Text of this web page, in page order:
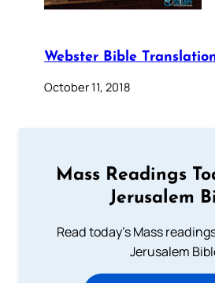
Webster Bible
October 11, 2018
Mass Readings
Jerusalem
Read today's Mass
Jerusalem